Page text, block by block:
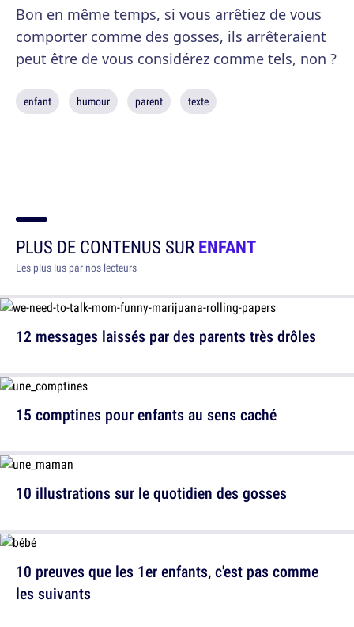
Bon en même temps, si vous arrêtiez de vous
comporter comme des gosses, ils arrêteraient
peut être de vous considérez comme tels, non ?
enfant humour parent texte
PLUS DE CONTENUS SURENFANT
Les plus lus par nos lecteurs
12 messages laissés par des parents très drôles
10 illustrations sur le quotidien des gosses
15 comptines pour enfants au sens caché
10 preuves que les 1er enfants, c'est pas comme
les suivants